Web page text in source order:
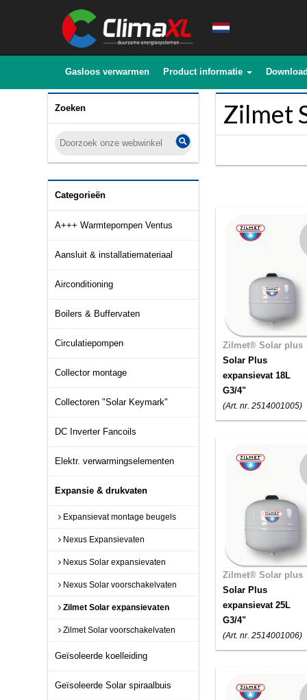
Gasloos verwarmen Product informatie
Zoeken
Categorieën
A+++ Warmtepompen Ventus
Aansluit & installatiemateriaal
Airconditioning
Boilers & Buffervaten
Circulatiepompen
Collector montage
Collectoren "Solar Keymark"
DC Inverter Fancoils
Elektr. verwarmingselementen
Expansie & drukvaten
Expansievat montage beugels
Nexus Expansievaten
Nexus Solar expansievaten
Nexus Solar voorschakelvaten
Zilmet Solar expansievaten
Zilmet Solar voorschakelvaten
Geïsoleerde koelleiding
Geïsoleerde Solar spiraalbuis
Zilmet
Zilmet® Solar plus
Solar Plus
expansievat 18L
G3/4"
(Art. nr. 2514001005)
Zilmet® Solar plus
Solar Plus
expansievat 25L
G3/4"
(Art. nr. 2514001006)